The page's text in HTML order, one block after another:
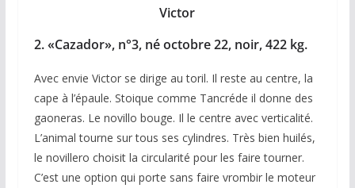
Victor
2. «Cazador», n°3, né octobre 22, noir, 422 kg.
Avec envie Victor se dirige au toril. Il reste au centre, la
cape à l’épaule. Stoique comme Tancréde il donne des
gaoneras. Le novillo bouge. Il le centre avec verticalité.
L’animal tourne sur tous ses cylindres. Très bien huilés,
le novillero choisit la circularité pour les faire tourner.
C’est une option qui porte sans faire vrombir le moteur